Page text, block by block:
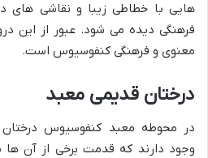
هایی با خطاطی زیبا و نقاشی های
فرهنگی دیده می شود. عبور از این
معنوی و فرهنگی کنفوسیوس است.
درختان قدیمی معبد
در محوطه معبد کنفوسیوس
وجود دارند که قدمت برخی از آن